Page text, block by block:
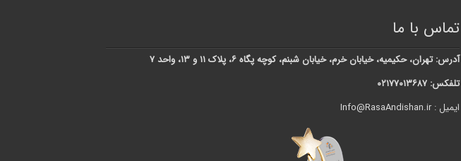
تماس با ما
آدرس: تهران، حکیمیه، خیابان خرم، خیابان شبنم، کوچه پگاه ۶، پلاک ۱۱ و ۱۳، واحد ۷
تلفکس: ۰۲۱۷۷۰۱۳۶۸۷
ایمیل : Info@RasaAndishan.ir